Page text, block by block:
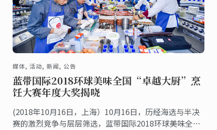
媒体, 活动, 新闻, 公告
蓝带国际2018环球美味全国“卓越大厨”烹
饪大赛年度大奖揭哓
(2018年10月16日，上海）10月16日，历经海选与半决
赛的激烈竞争与层层筛选，蓝带国际2018环球美味全国